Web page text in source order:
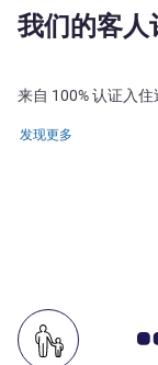
我们的客人
来自 100% 认证入
发现更多
客户